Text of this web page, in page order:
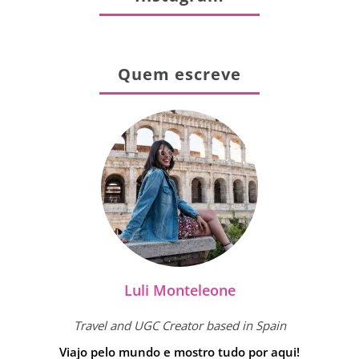
Quem escreve
Luli Monteleone
Travel and UGC Creator based in Spain
Viajo pelo mundo e mostro tudo por aqui!